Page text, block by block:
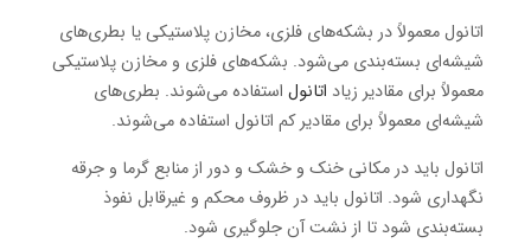
اتانول معمولاً در بشکه‌های فلزی، مخازن پلاستیکی یا بطری‌های
شیشه‌ای بسته‌بندی می‌شود. بشکه‌های فلزی و مخازن پلاستیکی
معمولاً برای مقادیر زیاد اتانول استفاده می‌شوند. بطری‌های
شیشه‌ای معمولاً برای مقادیر کم اتانول استفاده می‌شوند.
اتانول باید در مکانی خنک و خشک و دور از منابع گرما و جرقه
نگهداری شود. اتانول باید در ظروف محکم و غیرقابل نفوذ
بسته‌بندی شود تا از نشت آن جلوگیری شود.